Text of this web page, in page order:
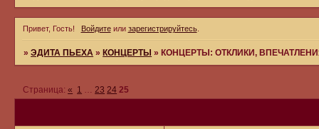
Привет, Гость! Войдитеили зарегистрируйтесь.
»ЭДИТА ПЬЕХА »КОНЦЕРТЫ »КОНЦЕРТЫ: ОТКЛИКИ,
Страница:« 1 23 24 25